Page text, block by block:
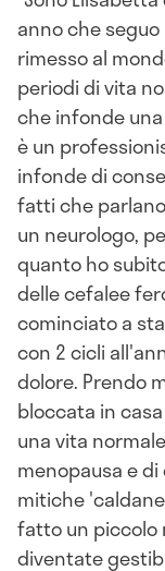
anno che
rimesso al
periodi di vita
che infonde
è un
infonde di
fatti che
un neurologo,
quanto ho
delle cefalee
cominciato a
con 2 cicli
dolore. Prendo
bloccata in
una vita
menopausa e
mitiche
fatto un piccolo
diventate